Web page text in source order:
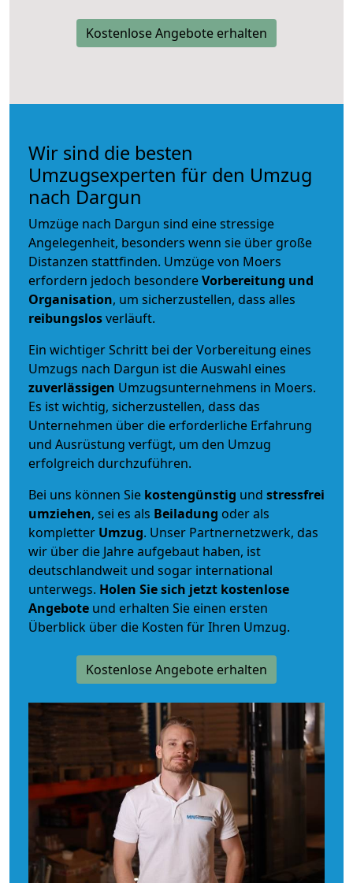
Kostenlose Angebote erhalten
Wir sind die besten
Umzugsexperten für den Umzug
nach Dargun
Umzüge nach Dargun sind eine stressige
Angelegenheit, besonders wenn sie über große
Distanzen stattfinden. Umzüge von Moers
erfordern jedoch besondereVorbereitung und
Organisation, um sicherzustellen, dass alles
reibungslosverläuft.
Ein wichtiger Schritt bei der Vorbereitung eines
Umzugs nach Dargun ist die Auswahl eines
zuverlässigen Umzugsunternehmens in Moers.
Es ist wichtig, sicherzustellen, dass das
Unternehmen über die erforderliche Erfahrung
und Ausrüstung verfügt, um den Umzug
erfolgreich durchzuführen.
Bei uns können Sie kostengünstig und stressfrei
umziehen, sei es als Beiladung oder als
kompletter Umzug. Unser Partnernetzwerk, das
wir über die Jahre aufgebaut haben, ist
deutschlandweit und sogar international
unterwegs. Holen Sie sich jetzt kostenlose
Angebote und erhalten Sie einen ersten
Überblick über die Kosten für Ihren Umzug.
Kostenlose Angebote erhalten